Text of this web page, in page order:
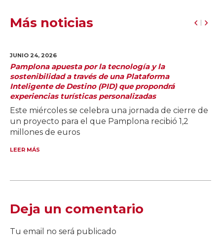
Más noticias
JUNIO 24, 2026
Pamplona apuesta por la tecnología y la
sostenibilidad a través de una Plataforma
Inteligente de Destino (PID) que propondrá
experiencias turísticas personalizadas
Este miércoles se celebra una jornada de cierre de
un proyecto para el que Pamplona recibió 1,2
millones de euros
LEER MÁS
Deja un comentario
Tu email no será publicado